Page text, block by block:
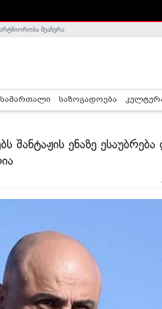
- ჰელსინკის კომისია
შეაჩერა
სამართალი საზოგადოება
ენაზე ესაუბრება